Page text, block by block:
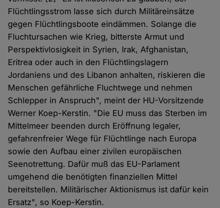
Flüchtlingsstrom lasse sich durch Militäreinsätze
gegen Flüchtlingsboote eindämmen. Solange die
Fluchtursachen wie Krieg, bitterste Armut und
Perspektivlosigkeit in Syrien, Irak, Afghanistan,
Eritrea oder auch in den Flüchtlingslagern
Jordaniens und des Libanon anhalten, riskieren die
Menschen gefährliche Fluchtwege und nehmen
Schlepper in Anspruch", meint der HU-Vorsitzende
Werner Koep-Kerstin. "Die EU muss das Sterben im
Mittelmeer beenden durch Eröffnung legaler,
gefahrenfreier Wege für Flüchtlinge nach Europa
sowie den Aufbau einer zivilen europäischen
Seenotrettung. Dafür muß das EU-Parlament
umgehend die benötigten finanziellen Mittel
bereitstellen. Militärischer Aktionismus ist dafür kein
Ersatz", so Koep-Kerstin.